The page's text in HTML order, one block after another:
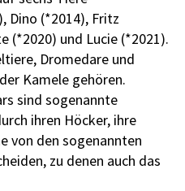
Dino (*2014), Fritz
(*2020) und Lucie (*2021).
Dromedare und
Kamele gehören.
sind sogenannte
ihren Höcker, ihre
von den sogenannten
zu denen auch das